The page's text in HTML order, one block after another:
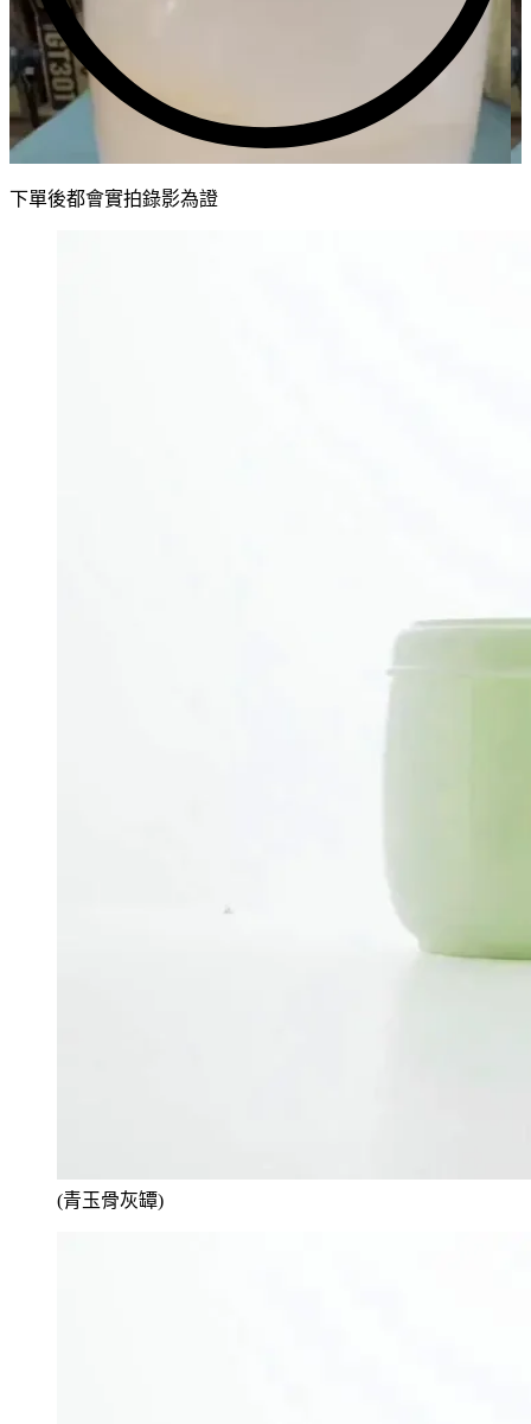
下單後都會實拍錄影為證
(青玉骨灰罈)